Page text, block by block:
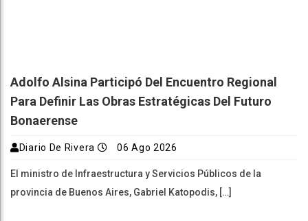
Adolfo Alsina Participó Del Encuentro Regional
Para Definir Las Obras Estratégicas Del Futuro
Bonaerense
Diario De Rivera 06 Ago 2026
El ministro de Infraestructura y Servicios Públicos de la
provincia de Buenos Aires, Gabriel Katopodis, […]